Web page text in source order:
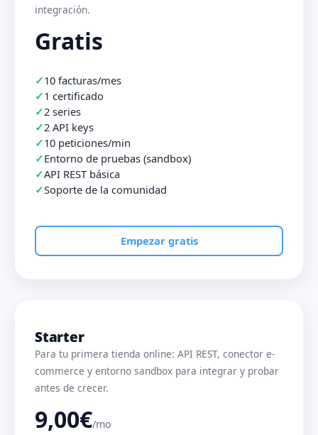
integración.
Gratis
10 facturas/mes
1 certificado
2 series
2 API keys
10 peticiones/min
Entorno de pruebas (sandbox)
API REST básica
Soporte de la comunidad
Empezar gratis
Starter
Para tu primera tienda online: API REST, conector e-
commerce y entorno sandbox para integrar y probar
antes de crecer.
9,00€/mo